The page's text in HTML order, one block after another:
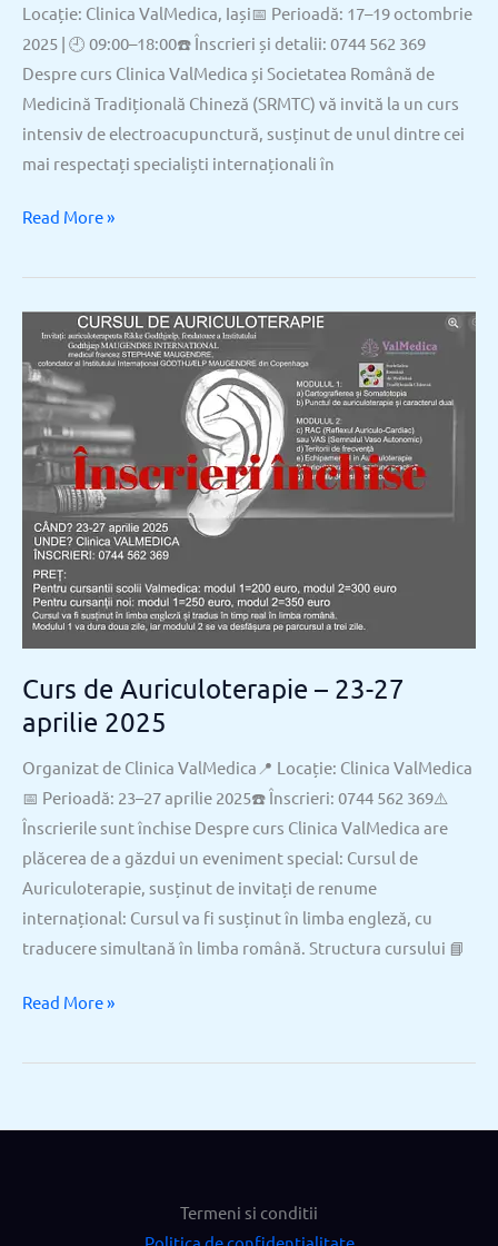
Locație: Clinica ValMedica, Iași📅 Perioadă: 17–19 octombrie
2025 | 🕘 09:00–18:00☎️ Înscrieri și detalii: 0744 562 369
Despre curs Clinica ValMedica și Societatea Română de
Medicină Tradițională Chineză (SRMTC) vă invită la un curs
intensiv de electroacupunctură, susținut de unul dintre cei
mai respectați specialiști internaționali în
Read More »
Curs de Auriculoterapie – 23-27
aprilie 2025
Organizat de Clinica ValMedica📍 Locație: Clinica ValMedica
📅 Perioadă: 23–27 aprilie 2025☎️ Înscrieri: 0744 562 369⚠️
Înscrierile sunt închise Despre curs Clinica ValMedica are
plăcerea de a găzdui un eveniment special: Cursul de
Auriculoterapie, susținut de invitați de renume
internațional: Cursul va fi susținut în limba engleză, cu
traducere simultană în limba română. Structura cursului 📘
Auriculoterapie
–
23-
aprilie
2025
Read More »
Termeni si conditii